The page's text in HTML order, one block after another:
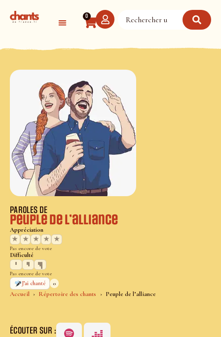
0
Accueil Répertoire des chants Peuple de l’alliance
PAROLES DE
Peuple de l’alliance
Appréciation
★
★ ★ ★ ★
Pas encore de vote
Difficulté
Pas encore de vote
J’ai chanté
0
ÉCOUTER SUR :